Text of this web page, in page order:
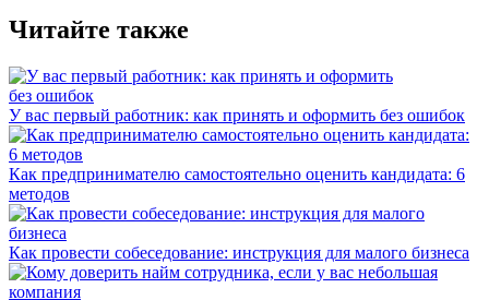
Читайте также
У вас первый работник: как принять и оформить без ошибок
Как предпринимателю самостоятельно оценить кандидата: 6
методов
Как провести собеседование: инструкция для малого бизнеса